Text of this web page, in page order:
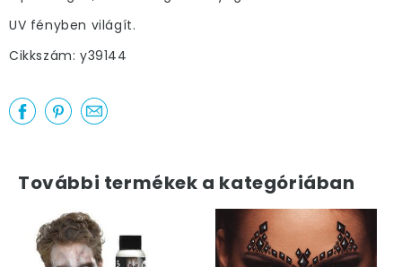
UV fényben világít.
Cikkszám: y39144
További termékek a kategóriában